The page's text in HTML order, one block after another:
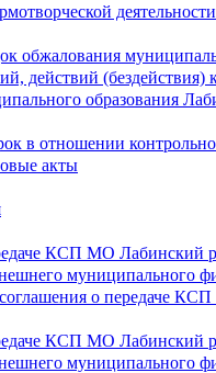
деятельности
обжалования
действий (бездействия)
образования
в отношении
акты
КСП МО Лабинский
муниципального
о передаче
КСП МО Лабинский
муниципального